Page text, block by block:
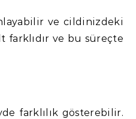
ve cildinizdeki
ve bu süreçte
farklılık gösterebilir.